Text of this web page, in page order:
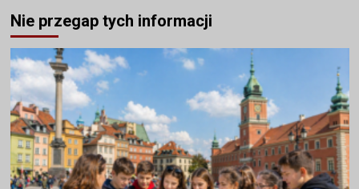
Nie przegap tych informacji